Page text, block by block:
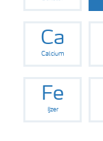
Grow the future
Ca
Calcium
Fe
IJzer